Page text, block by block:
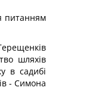
питанням
шляхів
в садибі
- Симона